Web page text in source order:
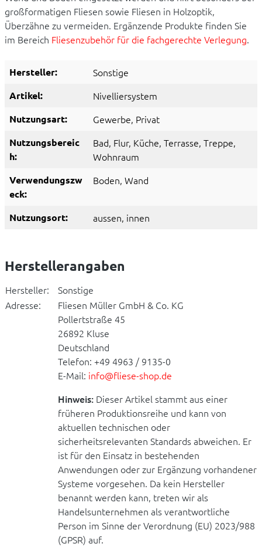
großformatigen Fliesen sowie Fliesen in Holzoptik,
Überzähne zu vermeiden. Ergänzende Produkte finden Sie
im Bereich Fliesenzubehör für die fachgerechte Verlegung.
Hersteller: Sonstige
Artikel: Nivelliersystem
Nutzungsart: Gewerbe, Privat
Nutzungsbereic
h:
Bad, Flur, Küche, Terrasse, Treppe,
Wohnraum
Verwendungszw
eck:
Boden, Wand
Nutzungsort: aussen, innen
Herstellerangaben
Hersteller:
Sonstige
Adresse:
Fliesen Müller GmbH & Co. KG
Pollertstraße 45
26892 Kluse
Deutschland
Telefon: +49 4963 / 9135-0
E-Mail: info@fliese-shop.de
Hinweis: Dieser Artikel stammt aus einer
früheren Produktionsreihe und kann von
aktuellen technischen oder
sicherheitsrelevanten Standards abweichen. Er
ist für den Einsatz in bestehenden
Anwendungen oder zur Ergänzung vorhandener
Systeme vorgesehen. Da kein Hersteller
benannt werden kann, treten wir als
Handelsunternehmen als verantwortliche
Person im Sinne der Verordnung (EU) 2023/988
(GPSR) auf.